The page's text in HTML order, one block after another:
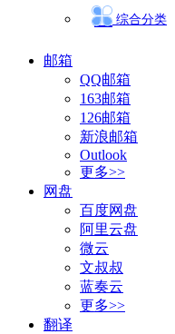
综合分类
邮箱
QQ邮箱
163邮箱
126邮箱
新浪邮箱
Outlook
更多>>
网盘
百度网盘
阿里云盘
微云
文叔叔
蓝奏云
更多>>
翻译